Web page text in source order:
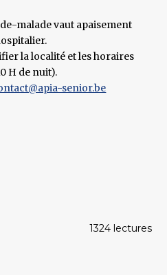
malade vaut apaisement
la localité et les horaires
H de nuit).
senior.be
1324 lectures